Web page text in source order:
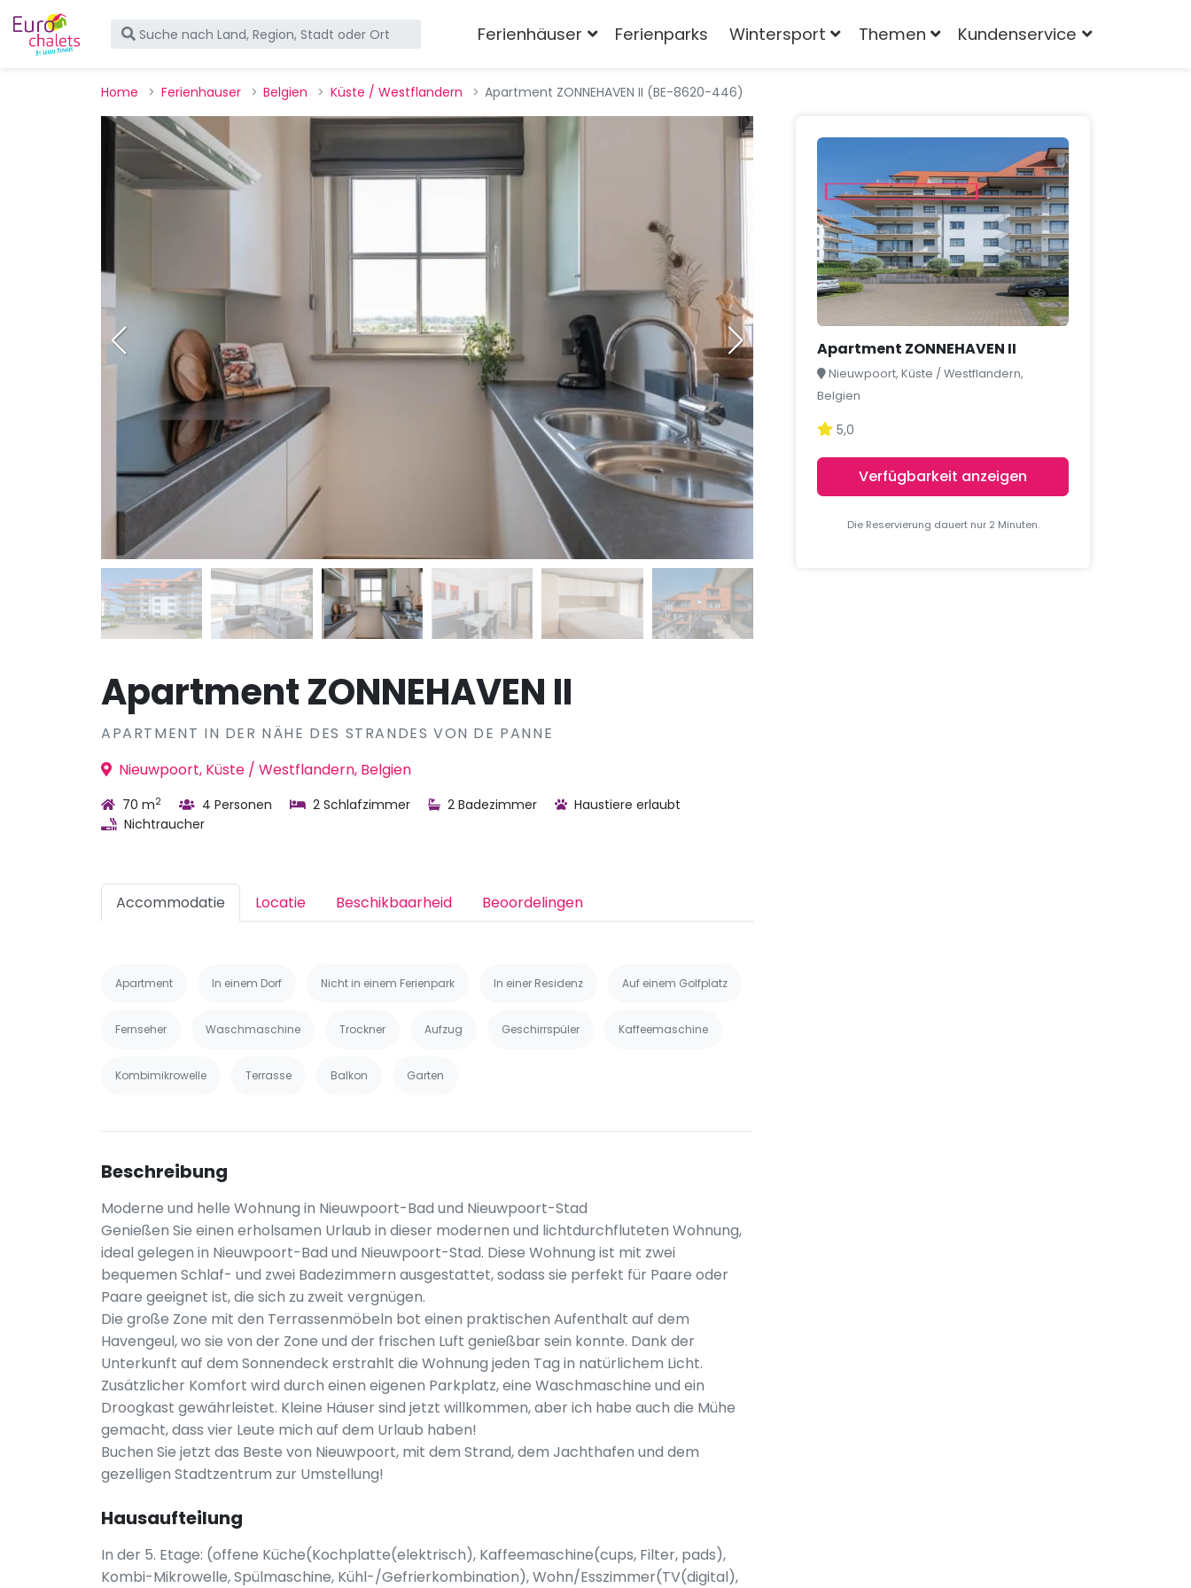
Ferienhäuser Ferienparks Wintersport Themen Kundenservice
Home Ferienhauser Belgien Küste / Westflandern Apartment ZONNEHAVEN II (BE-8620-446)
Apartment ZONNEHAVEN II
APARTMENT IN DER NÄHE DES STRANDES VON DE PANNE
Nieuwpoort, Küste / Westflandern, Belgien
70 m2 4 Personen 2 Schlafzimmer 2 Badezimmer
Haustiere erlaubt
Nichtraucher
Accommodatie Locatie Beschikbaarheid Beoordelingen
Apartment In einem Dorf Nicht in einem Ferienpark In einer Residenz Auf einem Golfplatz
Fernseher Waschmaschine Trockner Aufzug Geschirrspüler Kaffeemaschine
Kombimikrowelle Terrasse Balkon Garten
Beschreibung
Moderne und helle Wohnung in Nieuwpoort-Bad und Nieuwpoort-Stad
Genießen Sie einen erholsamen Urlaub in dieser modernen und lichtdurchfluteten Wohnung,
ideal gelegen in Nieuwpoort-Bad und Nieuwpoort-Stad. Diese Wohnung ist mit zwei
bequemen Schlaf- und zwei Badezimmern ausgestattet, sodass sie perfekt für Paare oder
Paare geeignet ist, die sich zu zweit vergnügen.
Die große Zone mit den Terrassenmöbeln bot einen praktischen Aufenthalt auf dem
Havengeul, wo sie von der Zone und der frischen Luft genießbar sein konnte. Dank der
Unterkunft auf dem Sonnendeck erstrahlt die Wohnung jeden Tag in natürlichem Licht.
Zusätzlicher Komfort wird durch einen eigenen Parkplatz, eine Waschmaschine und ein
Droogkast gewährleistet. Kleine Häuser sind jetzt willkommen, aber ich habe auch die Mühe
gemacht, dass vier Leute mich auf dem Urlaub haben!
Buchen Sie jetzt das Beste von Nieuwpoort, mit dem Strand, dem Jachthafen und dem
gezelligen Stadtzentrum zur Umstellung!
Hausaufteilung
In der 5. Etage: (offene Küche(Kochplatte(elektrisch), Kaffeemaschine(cups, Filter, pads),
Kombi-Mikrowelle, Spülmaschine, Kühl-/Gefrierkombination), Wohn/Esszimmer(TV(digital),
Apartment ZONNEHAVEN II
Nieuwpoort, Küste / Westflandern,
Belgien
5,0
Verfügbarkeit anzeigen
Die Reservierung dauert nur 2 Minuten.